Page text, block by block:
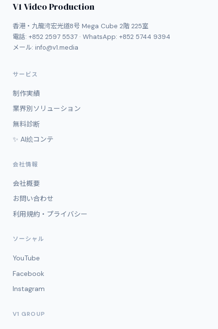
V1 Video Production
香港・九龍湾宏光道8号 Mega Cube 2階 225室
電話: +852 2597 5537· WhatsApp: +852 5744 9394
メール: info@v1.media
サービス
制作実績
業界別ソリューション
無料診断
✨ AI絵コンテ
会社情報
会社概要
お問い合わせ
利用規約・プライバシー
ソーシャル
YouTube
Facebook
Instagram
V1 GROUP